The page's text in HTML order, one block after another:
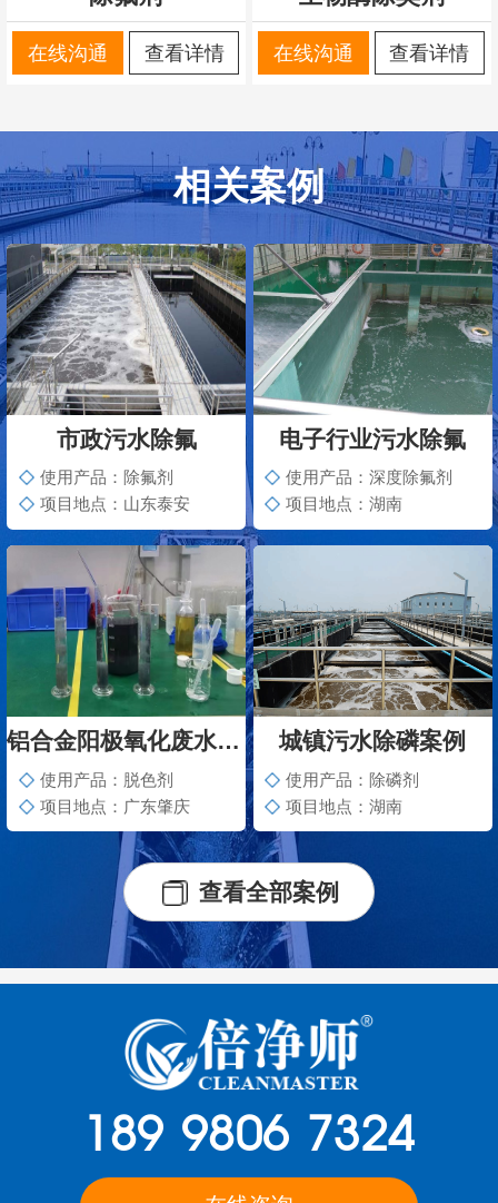
在线沟通 查看详情 在线沟通 查看详情
相关案例
市政污水除氟
使用产品：除氟剂
项目地点：山东泰安
电子行业污水除氟
使用产品：深度除氟剂
项目地点：湖南
铝合金阳极氧化废水脱色案例
使用产品：脱色剂
项目地点：广东肇庆
城镇污水除磷案例
使用产品：除磷剂
项目地点：湖南
查看全部案例
189 9806 7324